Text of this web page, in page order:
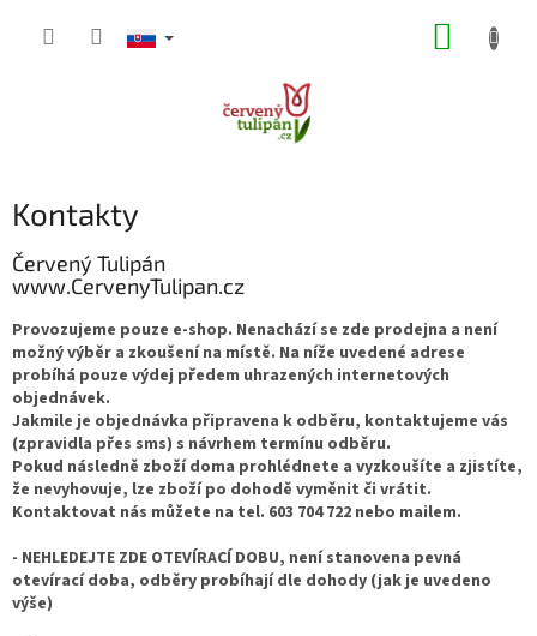
Kontakty
Červený Tulipán
www.CervenyTulipan.cz
Provozujeme pouze e-shop. Nenachází se zde prodejna a není
možný výběr a zkoušení na místě. Na níže uvedené adrese
probíhá pouze výdej předem uhrazených internetových
objednávek.
Jakmile je objednávka připravena k odběru, kontaktujeme vás
(zpravidla přes sms) s návrhem termínu odběru.
Pokud následně zboží doma prohlédnete a vyzkoušíte a zjistíte,
že nevyhovuje, lze zboží po dohodě vyměnit či vrátit.
Kontaktovat nás můžete na tel. 603 704 722 nebo mailem.
- NEHLEDEJTE ZDE OTEVÍRACÍ DOBU, není stanovena pevná
otevírací doba, odběry probíhají dle dohody (jak je uvedeno
výše)